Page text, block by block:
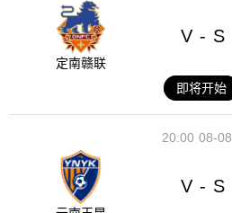
定南赣联
V - S
即将开始
08-08
20:00
V - S